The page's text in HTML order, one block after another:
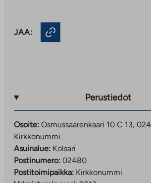
JAA:
Perustiedot
Osoite: Osmussaarenkaari 10 C 13,
Kirkkonummi
Asuinalue: Kolsari
Postinumero: 02480
Postitoimipaikka: Kirkkonummi